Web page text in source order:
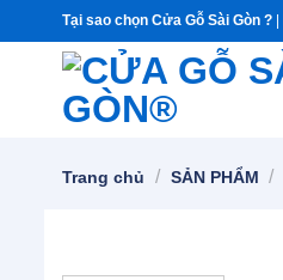
Chuyển
đến
Tại sao chọn Cửa Gỗ Sài Gòn ?
Trang chủ / SẢN PHẨM /